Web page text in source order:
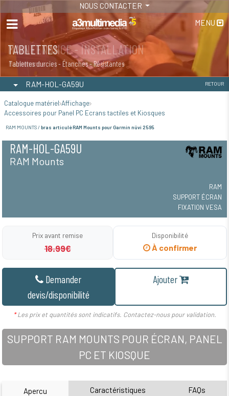
NOUS CONTACTER
MENU
MAINTENANCE - INSTALLATION
Maintenance
TABLETTES
Tablettes durcies - Étanches - Résistantes
RAM-HOL-GA59U RETOUR
Catalogue matériel Affichage
Accessoires pour Panel PC Ecrans tactiles et Kiosques
RAM MOUNTS / bras articulé RAM Mounts pour Garmin nüvi 2595
RAM-HOL-GA59U
RAM Mounts
RAM
SUPPORT ÉCRAN
FIXATION VESA
Prix avant remise
18.99€
Disponibilité
À confirmer
Demander
devis/disponibilité
Ajouter
*Les prix et quantités sont indicatifs. Contactez-nous pour validation.
SUPPORT RAM MOUNTS POUR ÉCRAN, PANEL
PC ET KIOSQUE
Apercu Caractéristiques FAQs